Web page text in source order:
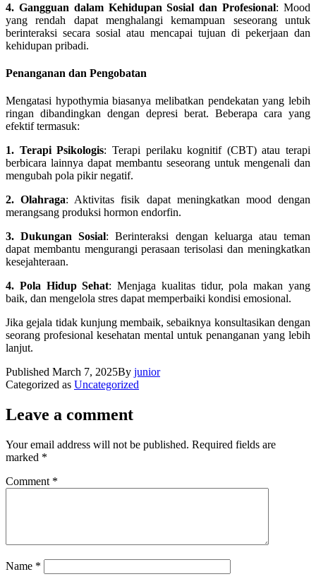
4. Gangguan dalam Kehidupan Sosial dan Profesional: Mood
yang rendah dapat menghalangi kemampuan seseorang untuk
berinteraksi secara sosial atau mencapai tujuan di pekerjaan dan
kehidupan pribadi.
Penanganan dan Pengobatan
Mengatasi hypothymia biasanya melibatkan pendekatan yang lebih
ringan dibandingkan dengan depresi berat. Beberapa cara yang
efektif termasuk:
1. Terapi Psikologis: Terapi perilaku kognitif (CBT) atau terapi
berbicara lainnya dapat membantu seseorang untuk mengenali dan
mengubah pola pikir negatif.
2. Olahraga: Aktivitas fisik dapat meningkatkan mood dengan
merangsang produksi hormon endorfin.
3. Dukungan Sosial: Berinteraksi dengan keluarga atau teman
dapat membantu mengurangi perasaan terisolasi dan meningkatkan
kesejahteraan.
4. Pola Hidup Sehat: Menjaga kualitas tidur, pola makan yang
baik, dan mengelola stres dapat memperbaiki kondisi emosional.
Jika gejala tidak kunjung membaik, sebaiknya konsultasikan dengan
seorang profesional kesehatan mental untuk penanganan yang lebih
lanjut.
Published March 7, 2025By junior
Categorized as Uncategorized
Leave a comment
Your email address will not be published. Required fields are
marked *
Comment *
Name *